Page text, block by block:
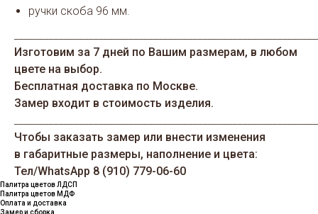
ручки скоба 96 мм.
Изготовим за 7 дней по Вашим размерам, в любом
цвете на выбор.
Бесплатная доставка по Москве.
Замер входит в стоимость изделия.
Чтобы заказать замер или внести изменения
в габаритные размеры, наполнение и цвета:
Тел/WhatsАрp 8 (910) 779-06-60
Палитра цветов ЛДСП
Палитра цветов МДФ
Оплата и доставка
Замер и сборка